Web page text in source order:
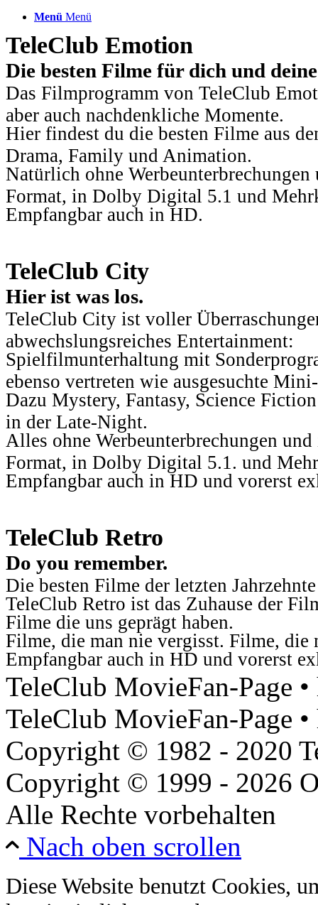
Menü Menü
TeleClub Emotion
Die besten Filme für dich und
Das Filmprogramm von TeleClub
aber auch nachdenkliche Momente.
Hier findest du die besten Filme aus
Drama, Family und Animation.
Natürlich ohne
Format, in Dolby Digital 5.1 und
Empfangbar auch in HD.
TeleClub City
Hier ist was los.
TeleClub City ist voller
abwechslungsreiches Entertainment:
Spielfilmunterhaltung mit
ebenso vertreten wie ausgesuchte
Dazu Mystery, Fantasy, Science
in der Late-Night.
Alles ohne Werbeunterbrechungen
Format, in Dolby Digital 5.1. und
Empfangbar auch in HD und vorerst
TeleClub Retro
Do you remember.
Die besten Filme der letzten
TeleClub Retro ist das Zuhause der
Filme die uns geprägt haben.
Filme, die man nie vergisst. Filme, die
Empfangbar auch in HD und vorerst
TeleClub MovieFan-Page
TeleClub MovieFan-Page
Copyright © 1982 - 2020
Copyright © 1999 - 2026
Alle Rechte vorbehalten
Nach oben scrollen
Diese Website benutzt Cookies,